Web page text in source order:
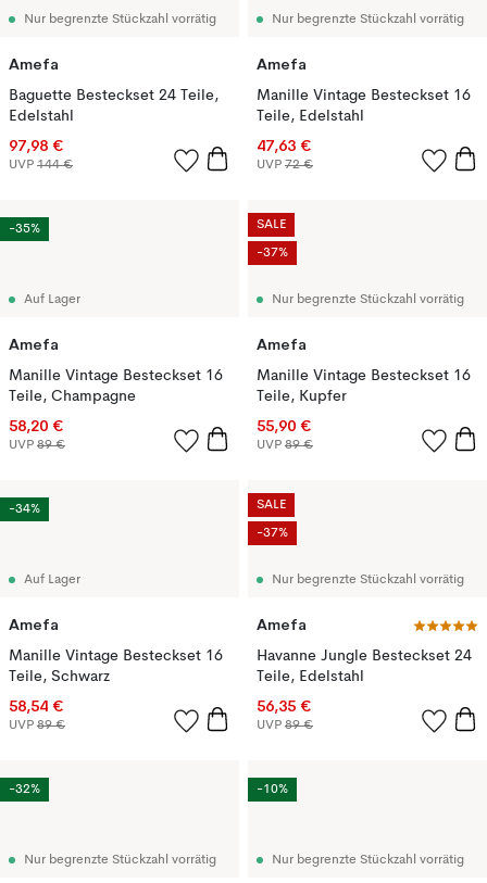
Nur begrenzte Stückzahl vorrätig
Amefa
Baguette Besteckset 24 Teile,
Edelstahl
97,98 €
UVP 144 €
Nur begrenzte Stückzahl vorrätig
Amefa
Manille Vintage Besteckset 16
Teile, Edelstahl
47,63 €
UVP 72 €
Auf Lager
Amefa
Manille Vintage Besteckset 16
Teile, Champagne
58,20 €
UVP 89 €
-35%
Nur begrenzte Stückzahl vorrätig
Amefa
Manille Vintage Besteckset 16
Teile, Kupfer
55,90 €
UVP 89 €
SALE
-37%
Auf Lager
Amefa
Manille Vintage Besteckset 16
Teile, Schwarz
58,54 €
UVP 89 €
-34%
Nur begrenzte Stückzahl vorrätig
Amefa
Havanne Jungle Besteckset 24
Teile, Edelstahl
56,35 €
UVP 89 €
SALE
-37%
Nur begrenzte Stückzahl vorrätig
-32%
Nur begrenzte Stückzahl vorrätig
-10%